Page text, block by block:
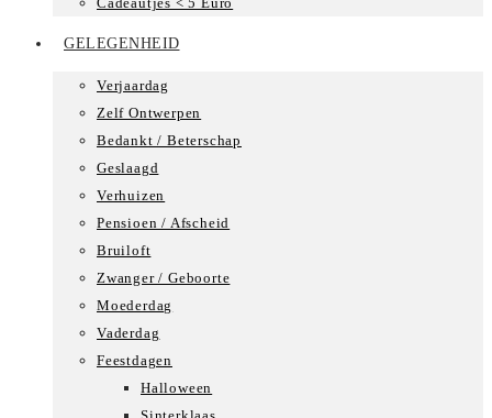
GELEGENHEID
Verjaardag
Zelf Ontwerpen
Bedankt / Beterschap
Geslaagd
Verhuizen
Pensioen / Afscheid
Bruiloft
Zwanger / Geboorte
Moederdag
Vaderdag
Feestdagen
Halloween